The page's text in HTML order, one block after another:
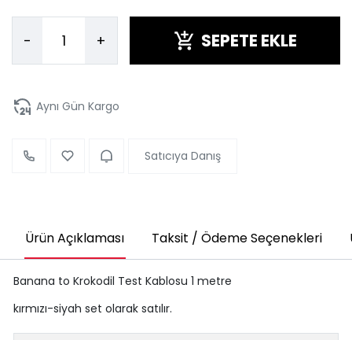
- + SEPETE EKLE
Aynı Gün Kargo
Satıcıya Danış
Ürün Açıklaması Taksit / Ödeme Seçenekleri
Banana to Krokodil Test Kablosu 1 metre
kırmızı-siyah set olarak satılır.